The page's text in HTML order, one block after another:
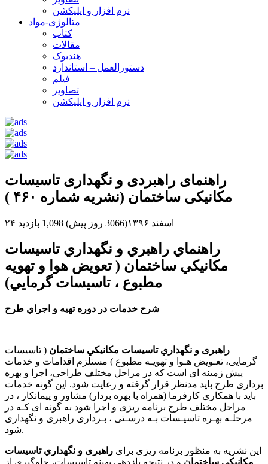
نرم افزار و اپلیکشن
متالوژی-مواد
کتاب
مقالات
هندبوک
دستورالعمل – استاندارد
فیلم
تصاویر
نرم افزار و اپلیکشن
راهنمای راهبردی و نگهداری تاسیسات
مکانیکی ساختمان (نشریه شماره ۴۶۰ )
۲۴ اسفند ۱۳۹۶(3066 روز پیش) 1,098 بازدید
ﺭﺍﻫﻨﻤﺎﻱ ﺭﺍﻫﺒﺮﻱ ﻭ ﻧﮕﻬﺪﺍﺭﻱ ﺗﺎﺳﻴﺴﺎﺕ
ﻣﻜﺎﻧﻴﻜﻲ ﺳﺎﺧﺘﻤﺎﻥ ( ﺗﻌﻮﻳﺾ ﻫﻮﺍ ﻭ ﺗﻬﻮﻳﻪ
ﻣﻄﺒﻮﻉ ، ﺗﺎﺳﻴﺴﺎﺕ ﮔﺮﻣﺎﻳﻲ)
ﺷﺮﺡ ﺧﺪﻣﺎﺕ ﺩﺭ ﺩﻭﺭﻩ ﺗﻬﻴﻪ ﻭ ﺍﺟﺮﺍﻱ ﻃﺮﺡ
راﻫﺒﺮی و ﻧﮕﻬﺪﺍﺭﻱ ﺗﺎﺳﻴﺴﺎﺕ ﻣﻜﺎﻧﻴﻜﻲ ﺳﺎﺧﺘﻤﺎﻥ ( ﺗﺎﺳﯿﺴﺎت
ﮔﺮﻣﺎﯾﯽ، ﺗﻌـﻮﯾﺾ ﻫـﻮا و ﺗﻬﻮﯾـﻪ ﻣﻄﺒﻮع ) ﻣﺴﺘﻠﺰم اﻗﺪاﻣﺎت و ﺧﺪﻣﺎت
ﭘﯿﺶ زﻣﯿﻨﻪ ای اﺳﺖ ﮐﻪ در ﻣﺮاﺣﻞ ﻣﺨﺘﻠﻒ ﻃﺮاﺣﯽ، اﺟﺮا و ﺑﻬﺮه
ﺑﺮداری ﻃﺮح ﺑﺎﯾﺪ ﻣﺪﻧﻈﺮ ﻗﺮار ﮔﺮﻓﺘﻪ و رﻋﺎﯾﺖ ﺷﻮد. اﯾﻦ ﮔﻮﻧﻪ ﺧﺪﻣﺎت
ﺑﺎﯾﺪ ﺑﺎ ﻫﻤﮑﺎری ﮐﺎرﻓﺮﻣﺎ (ﻫﻤﺮاه ﺑﺎ ﺑﻬﺮه ﺑﺮدار) ﻣﺸﺎور و ﭘﯿﻤﺎﻧﮑﺎر ، در
ﻣﺮاﺣﻞ ﻣﺨﺘﻠﻒ ﻃﺮح ﺑﺮﻧﺎﻣﻪ رﯾﺰی و اﺟﺮا ﺷﻮد ﺑﻪ ﮔﻮﻧﻪ ای ﮐـﻪ در
ﻣﺮﺣﻠـﻪ ﺑﻬـﺮه ﺗﺎﺳﯿـﺴﺎت ﺑـﻪ درﺳـﺘﯽ ، ﺑـﺮداری راﻫﺒﺮی و ﻧﮕﻬﺪاری
ﺷﻮد.
اﯾﻦ ﻧﺸﺮﯾﻪ ﺑﻪ ﻣﻨﻈﻮر ﺑﺮﻧﺎﻣﻪ رﯾﺰی ﺑﺮای راﻫﺒﺮی و ﻧﮕﻬﺪﺍﺭﻱ ﺗﺎﺳﻴﺴﺎﺕ
ﻣﻜﺎﻧﻴﻜﻲ ﺳﺎﺧﺘﻤﺎﻥ و در ﻧﺘﯿﺠﻪ ﺑﺎزدﻫﯽ ﺑﻬﯿﻨﻪ ﺗﺎﺳﯿﺴﺎت، ﺟﻠﻮﮔﯿﺮی از